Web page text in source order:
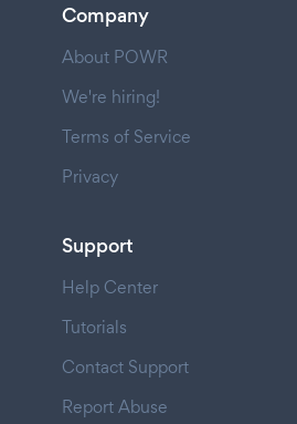
Company
About POWR
We're hiring!
Terms of Service
Privacy
Support
Help Center
Tutorials
Contact Support
Report Abuse